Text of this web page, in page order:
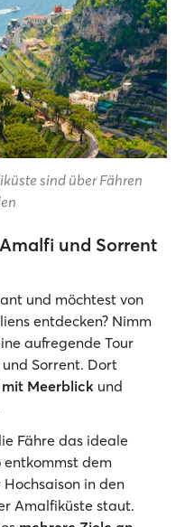
sind über Fähren
und Sorrent
und möchtest von
entdecken? Nimm
aufregende Tour
Sorrent. Dort
Meerblick und
Fähre das ideale
entkommst dem
in den
Amalfiküste staut.